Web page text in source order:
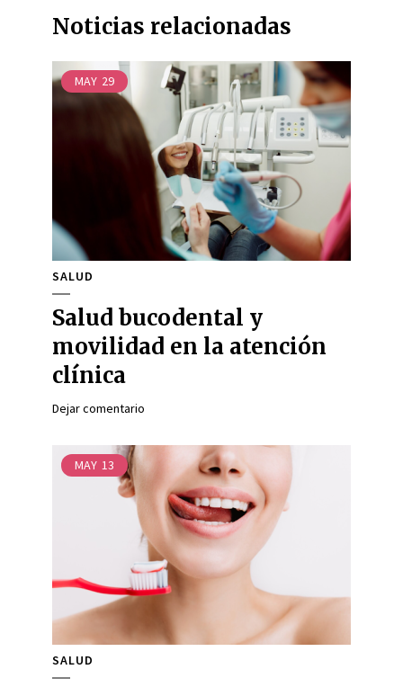
Noticias relacionadas
MAY 29
SALUD
Salud bucodental y
movilidad en la atención
clínica
Dejar comentario
MAY 13
SALUD